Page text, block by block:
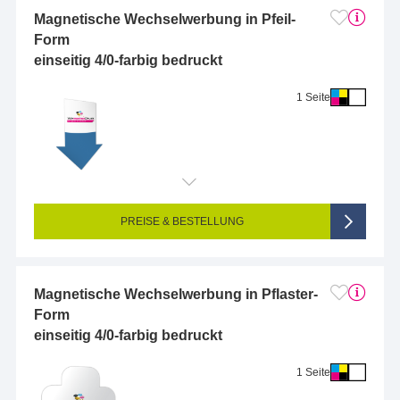
Magnetische Wechselwerbung in Pfeil-
Form
einseitig 4/0-farbig bedruckt
1 Seite
Endformat (bedruckte Fläche): 2 x 2 cm
Seitigkeit: 1-seitig (Vorderseite bedruckt, Rückseite unbedruckt)
4/0-farbig CMYK (vollfarbig bedruckt)
PREISE & BESTELLUNG
Magnetische Wechselwerbung in Pflaster-
Form
einseitig 4/0-farbig bedruckt
1 Seite